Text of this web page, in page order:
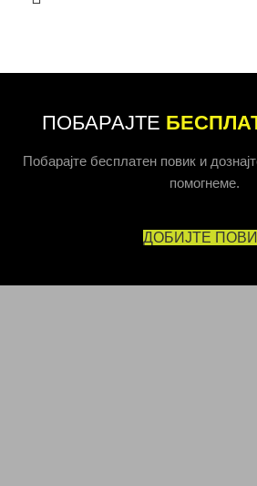
ПОБАРАЈТЕ
Побарајте бесплатен повик и
помогнеме.
ДОБИЈТЕ